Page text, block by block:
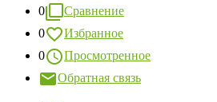
0
Сравнение
0
Избранное
0
Просмотренное
Обратная связь